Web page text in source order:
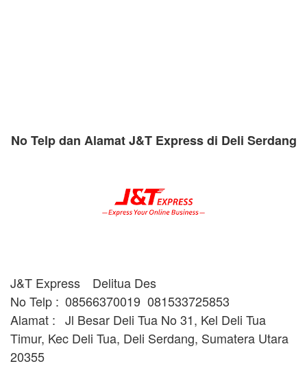
No Telp dan Alamat J&T Express di Deli Serdang
J&T Express
Delitua Des
No Telp : 08566370019 081533725853
Alamat : Jl Besar Deli Tua No 31, Kel Deli Tua
Timur, Kec Deli Tua, Deli Serdang, Sumatera Utara
20355